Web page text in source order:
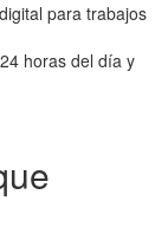
para trabajos
horas del día y